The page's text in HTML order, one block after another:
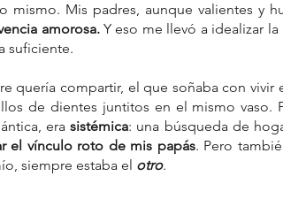
SueSuma Sacerdotisa Sumo Sacerdote
Tres de EspadasViktor Franklabuela
emocional
ancestrosangel angeles angelología
angeloterapia cuántica
ansiedad
aprender tarot con enfoque terapéutico
mismo. Mis padres, aunque valientes y
amorosa. Y eso me llevó a idealizar
suficiente.
quería compartir, el que soñaba con vivir
de dientes juntitos en el mismo vaso.
era sistémica: una búsqueda de
el vínculo roto de mis papás. Pero
siempre estaba el otro.